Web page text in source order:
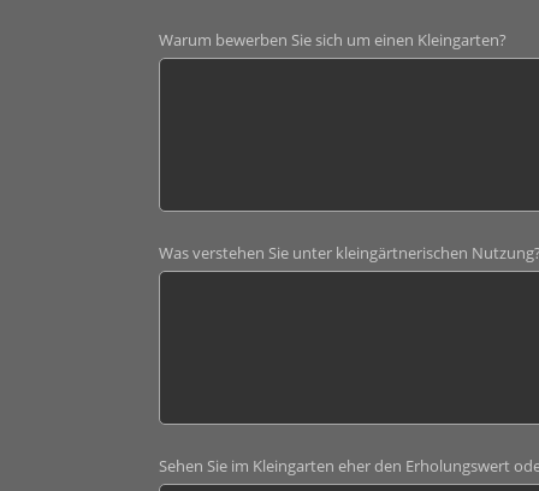
Warum bewerben Sie sich um einen Kleingarten?
Was verstehen Sie unter kleingärtnerischen Nutzung?
Sehen Sie im Kleingarten eher den Erholungswert